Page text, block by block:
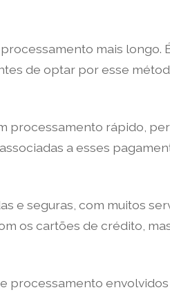
mais longo.
de optar por esse
processamento rápido,
a esses
e seguras, com muitos
os cartões de crédito,
processamento